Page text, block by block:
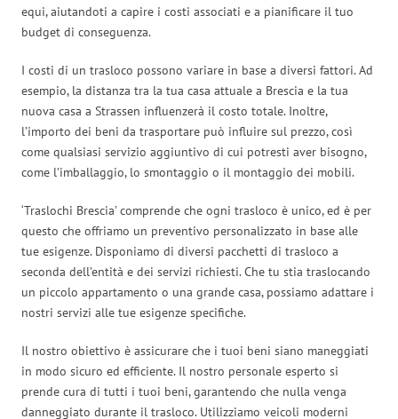
equi, aiutandoti a capire i costi associati e a pianificare il tuo
budget di conseguenza.
I costi di un trasloco possono variare in base a diversi fattori. Ad
esempio, la distanza tra la tua casa attuale a Brescia e la tua
nuova casa a Strassen influenzerà il costo totale. Inoltre,
l’importo dei beni da trasportare può influire sul prezzo, così
come qualsiasi servizio aggiuntivo di cui potresti aver bisogno,
come l’imballaggio, lo smontaggio o il montaggio dei mobili.
‘Traslochi Brescia’ comprende che ogni trasloco è unico, ed è per
questo che offriamo un preventivo personalizzato in base alle
tue esigenze. Disponiamo di diversi pacchetti di trasloco a
seconda dell’entità e dei servizi richiesti. Che tu stia traslocando
un piccolo appartamento o una grande casa, possiamo adattare i
nostri servizi alle tue esigenze specifiche.
Il nostro obiettivo è assicurare che i tuoi beni siano maneggiati
in modo sicuro ed efficiente. Il nostro personale esperto si
prende cura di tutti i tuoi beni, garantendo che nulla venga
danneggiato durante il trasloco. Utilizziamo veicoli moderni